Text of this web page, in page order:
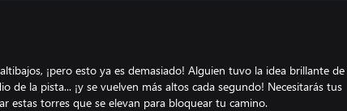
¡pero esto ya es demasiado! Alguien tuvo la idea brillante de
de la pista... ¡y se vuelven más altos cada segundo! Necesitarás tus
estas torres que se elevan para bloquear tu camino.